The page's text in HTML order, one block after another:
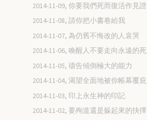
2014-11-09, 你要我們死而復活作見證
2014-11-08, 請你把小書卷給我
2014-11-07, 為仍舊不悔改的人哀哭
2014-11-06, 喚醒人不要走向永遠的死
2014-11-05, 禱告傾倒極大的能力
2014-11-04, 渴望全面地被你帳幕覆庇
2014-11-03, 印上永生神的印記
2014-11-02, 要殉道還是躲起來的抉擇